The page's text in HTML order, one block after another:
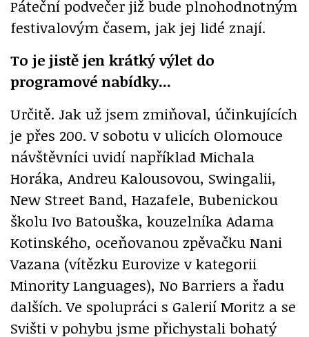
Páteční podvečer již bude plnohodnotným
festivalovým časem, jak jej lidé znají.
To je jistě jen krátký výlet do
programové nabídky...
Určitě. Jak už jsem zmiňoval, účinkujících
je přes 200. V sobotu v ulicích Olomouce
návštěvníci uvidí například Michala
Horáka, Andreu Kalousovou, Swingalii,
New Street Band, Hazafele, Bubenickou
školu Ivo Batouška, kouzelníka Adama
Kotinského, oceňovanou zpěvačku Nani
Vazana (vítězku Eurovize v kategorii
Minority Languages), No Barriers a řadu
dalších. Ve spolupráci s Galerií Moritz a se
Svišti v pohybu jsme přichystali bohatý